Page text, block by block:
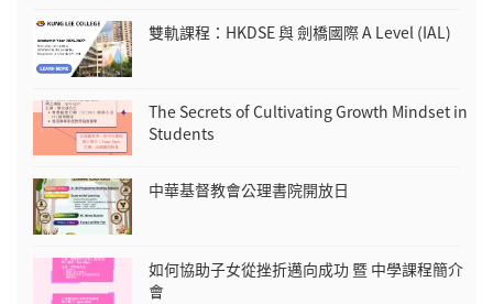
雙軌課程：HKDSE 與 劍橋國際 A Level (IAL)
The Secrets of Cultivating Growth Mindset in
Students
中華基督教會公理書院開放日
如何協助子女從挫折邁向成功 暨 中學課程簡介
會